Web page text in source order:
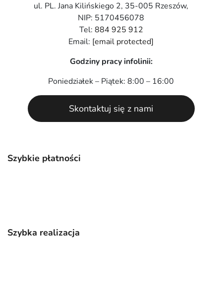
Szybkie płatności
Szybka realizacja
ul. PL. Jana Kilińskiego 2, 35-005 Rzeszów,
NIP: 5170456078
Tel: 884 925 912
Email: [email protected]
Godziny pracy infolinii:
Poniedziałek – Piątek: 8:00 – 16:00
Skontaktuj się z nami